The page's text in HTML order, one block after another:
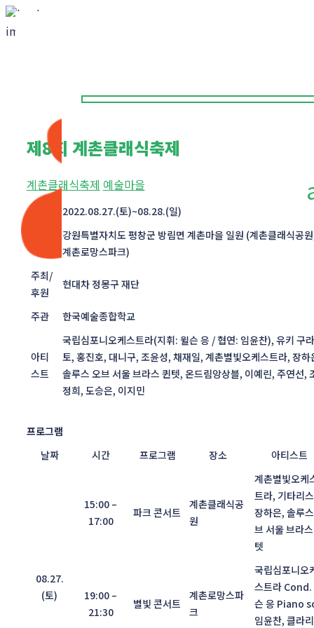
제8회 계촌클래식축제
계촌클래식축제 예술마을
2022.08.27.(토)~08.28.(일)
강원특별자치도 평창군 방림면 계촌마을 일원 (계촌클래식공
계촌로망스파크)
주최/
후원
현대차 정몽구 재단
주관 한국예술종합학교
아티
스트
국립심포니오케스트라(지휘: 윌슨 응 / 협연: 임윤찬), 유키 구
토, 홍진호, 대니구, 조윤성, 채재일, 계촌별빛오케스트라, 장하
솔루스 오브 서울 브라스 퀸텟, 온드림앙상블, 이예린, 주연선,
정희, 도승은, 이지민
프로그램
날짜
시간 프로그램 장소 아티스트
08.27.
(토)
15:00 –
17:00
파크 콘서트
계촌클래식공
원
계촌별빛오케
트라, 기타리
장하은, 솔루
브 서울 브라
텟
19:00 –
21:30
별빛 콘서트
계촌로망스파
크
국립심포니오
스트라 Cond.
슨 응 Piano
임윤찬, 클라